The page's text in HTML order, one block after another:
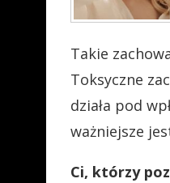
Takie
Toksyczne
działa pod
ważniejsze
Ci, którzy